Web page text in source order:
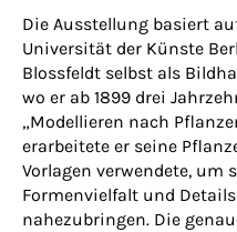
Die Ausstellung basiert
Universität der Künste
Blossfeldt selbst als
wo er ab 1899 drei
„Modellieren nach
erarbeitete er seine
Vorlagen verwendete, um
Formenvielfalt und
nahezubringen. Die